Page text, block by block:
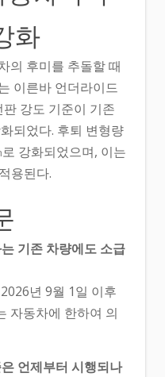
화
의 후미를 추돌할 때
이른바 언더라이드
강도 기준이 기존
되었다. 후퇴 변형량
강화되었으며, 이는
용된다.
기존 차량에도 소급
년 9월 1일 이후
자동차에 한하여 의
언제부터 시행되나